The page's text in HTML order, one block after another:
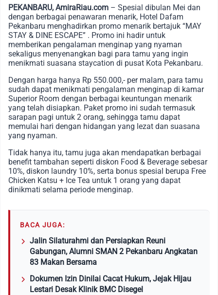
PEKANBARU, AmiraRiau.com – Spesial dibulan Mei dan
dengan berbagai penawaran menarik, Hotel Dafam
Pekanbaru menghadirkan promo menarik bertajuk “MAY
STAY & DINE ESCAPE” . Promo ini hadir untuk
memberikan pengalaman menginap yang nyaman
sekaligus menyenangkan bagi para tamu yang ingin
menikmati suasana staycation di pusat Kota Pekanbaru.
Dengan harga hanya Rp 550.000,- per malam, para tamu
sudah dapat menikmati pengalaman menginap di kamar
Superior Room dengan berbagai keuntungan menarik
yang telah disiapkan. Paket promo ini sudah termasuk
sarapan pagi untuk 2 orang, sehingga tamu dapat
memulai hari dengan hidangan yang lezat dan suasana
yang nyaman.
Tidak hanya itu, tamu juga akan mendapatkan berbagai
benefit tambahan seperti diskon Food & Beverage sebesar
10%, diskon laundry 10%, serta bonus spesial berupa Free
Chicken Katsu + Ice Tea untuk 1 orang yang dapat
dinikmati selama periode menginap.
BACA JUGA:
Jalin Silaturahmi dan Persiapkan Reuni
Gabungan, Alumni SMAN 2 Pekanbaru Angkatan
83 Makan Bersama
Dokumen Izin Dinilai Cacat Hukum, Jejak Hijau
Lestari Desak Klinik BMC Disegel